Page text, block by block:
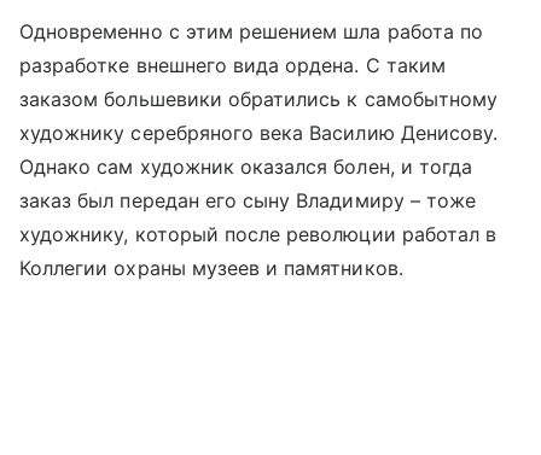
Одновременно с этим решением шла работа по
разработке внешнего вида ордена. С таким
заказом большевики обратились к самобытному
художнику серебряного века Василию Денисову.
Однако сам художник оказался болен, и тогда
заказ был передан его сыну Владимиру – тоже
художнику, который после революции работал в
Коллегии охраны музеев и памятников.